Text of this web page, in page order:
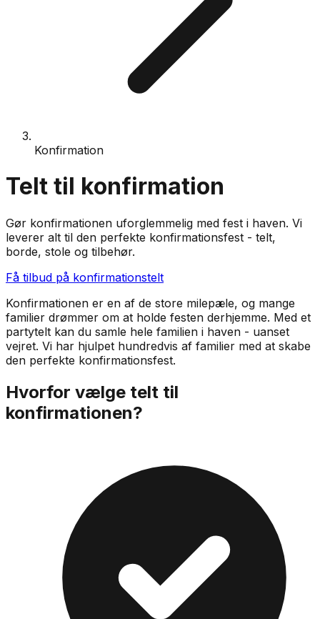
Konfirmation
Telt til konfirmation
Gør konfirmationen uforglemmelig med fest i haven. Vi
leverer alt til den perfekte konfirmationsfest - telt,
borde, stole og tilbehør.
Få tilbud på konfirmationstelt
Konfirmationen er en af de store milepæle, og mange
familier drømmer om at holde festen derhjemme. Med et
partytelt kan du samle hele familien i haven - uanset
vejret. Vi har hjulpet hundredvis af familier med at skabe
den perfekte konfirmationsfest.
Hvorfor vælge telt til
konfirmationen?